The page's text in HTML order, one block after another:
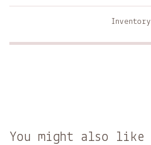
Inventory
You might also like